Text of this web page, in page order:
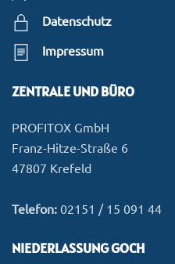
Datenschutz
Impressum
ZENTRALE UND BÜRO
PROFITOX GmbH
Franz-Hitze-Straße 6
47807 Krefeld
Telefon: 02151 / 15 091 44
NIEDERLASSUNG GOCH